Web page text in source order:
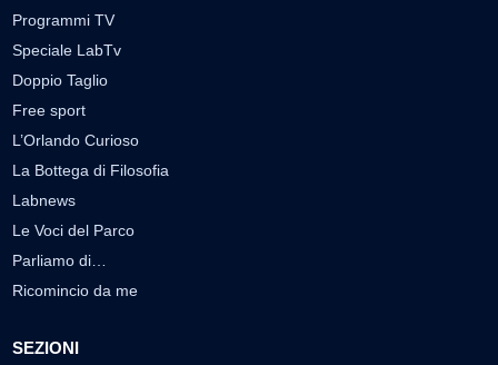
Programmi TV
Speciale LabTv
Doppio Taglio
Free sport
L’Orlando Curioso
La Bottega di Filosofia
Labnews
Le Voci del Parco
Parliamo di…
Ricomincio da me
SEZIONI